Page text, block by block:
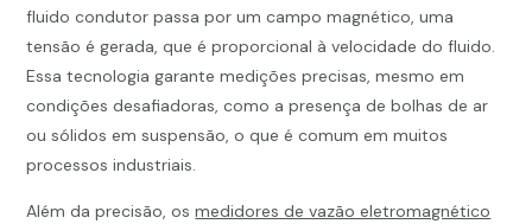
fluido condutor passa por um campo magnético, uma
tensão é gerada, que é proporcional à velocidade do fluido.
Essa tecnologia garante medições precisas, mesmo em
condições desafiadoras, como a presença de bolhas de ar
ou sólidos em suspensão, o que é comum em muitos
processos industriais.
Além da precisão, osmedidores de vazão eletromagnético